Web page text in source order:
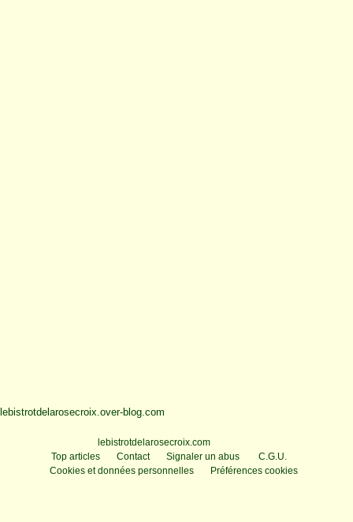
lebistrotdelarosecroix.over-blog.com
lebistrotdelarosecroix.com
Top articles
Contact Signaler un abus
C.G.U.
Cookies et données personnelles
Préférences cookies